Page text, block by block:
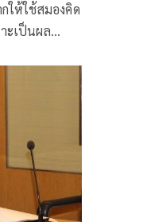
ให้ใช้สมองคิด
ะเป็นผล